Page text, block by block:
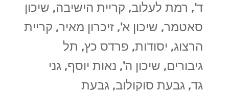
ד', רמת לעלוב, קריית הישיבה, שיכון
סאטמר, שיכון א', זיכרון מאיר, קריית
הרצוג, יסודות, פרדס כץ, תל
גיבורים, שיכון ה', נאות יוסף, גני
גד, גבעת סוקולוב, גבעת